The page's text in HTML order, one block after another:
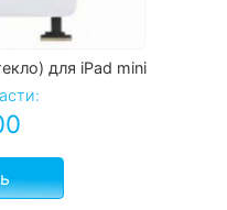
для iPad mini